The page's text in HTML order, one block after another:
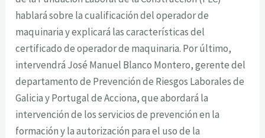
hablará sobre la cualificación del operador de
maquinaria y explicará las características del
certificado de operador de maquinaria. Por último,
intervendrá José Manuel Blanco Montero, gerente del
departamento de Prevención de Riesgos Laborales de
Galicia y Portugal de Acciona, que abordará la
intervención de los servicios de prevención en la
formación y la autorización para el uso de la